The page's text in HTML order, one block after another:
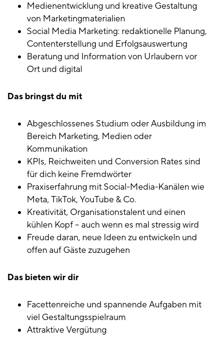
Medienentwicklung und kreative Gestaltung
von Marketingmaterialien
Social Media Marketing: redaktionelle Planung,
Contenterstellung und Erfolgsauswertung
Beratung und Information von Urlaubern vor
Ort und digital
Das bringst du mit
Abgeschlossenes Studium oder Ausbildung im
Bereich Marketing, Medien oder
Kommunikation
KPIs, Reichweiten und Conversion Rates sind
für dich keine Fremdwörter
Praxiserfahrung mit Social-Media-Kanälen wie
Meta, TikTok, YouTube & Co.
Kreativität, Organisationstalent und einen
kühlen Kopf – auch wenn es mal stressig wird
Freude daran, neue Ideen zu entwickeln und
offen auf Gäste zuzugehen
Das bieten wir dir
Facettenreiche und spannende Aufgaben mit
viel Gestaltungsspielraum
Attraktive Vergütung